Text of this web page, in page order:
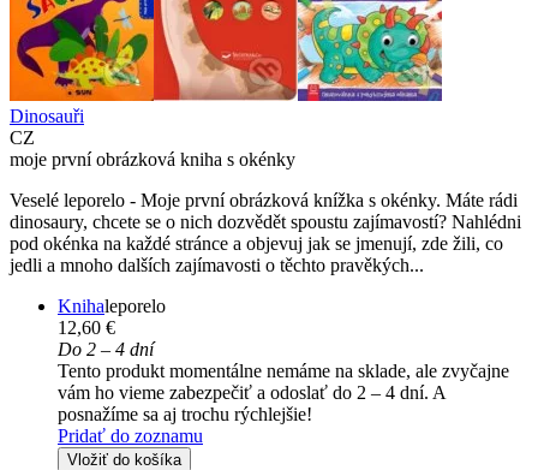
Dinosauři
CZ
moje první obrázková kniha s okénky
Veselé leporelo - Moje první obrázková knížka s okénky. Máte rádi
dinosaury, chcete se o nich dozvědět spoustu zajímavostí? Nahlédni
pod okénka na každé stránce a objevuj jak se jmenují, zde žili, co
jedli a mnoho dalších zajímavosti o těchto pravěkých...
Knihaleporelo
12,60 €
Do 2 – 4 dní
Tento produkt momentálne nemáme na sklade, ale zvyčajne
vám ho vieme zabezpečiť a odoslať do 2 – 4 dní. A
posnažíme sa aj trochu rýchlejšie!
Pridať do zoznamu
Vložiť do košíka